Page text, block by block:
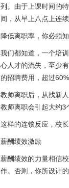
列。由于上课时间的
间，从早上八点上连
降低离职率，你必须
我们都知道，一个培
心人才的流失，至少
的招聘费用，超过60%
教师离职后，从找新
教师离职会引起大约3
这样的连锁反应，校
薪酬绩效激励
薪酬绩效的力量相信
作。否则，你所设计